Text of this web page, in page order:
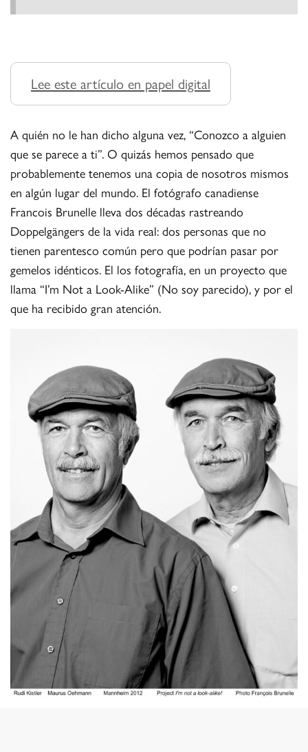
Lee este artículo en papel digital
A quién no le han dicho alguna vez, “Conozco a alguien
que se parece a ti”. O quizás hemos pensado que
probablemente tenemos una copia de nosotros mismos
en algún lugar del mundo. El fotógrafo canadiense
Francois Brunelle lleva dos décadas rastreando
Doppelgängers de la vida real: dos personas que no
tienen parentesco común pero que podrían pasar por
gemelos idénticos. El los fotografía, en un proyecto que
llama “I’m Not a Look-Alike” (No soy parecido), y por el
que ha recibido gran atención.